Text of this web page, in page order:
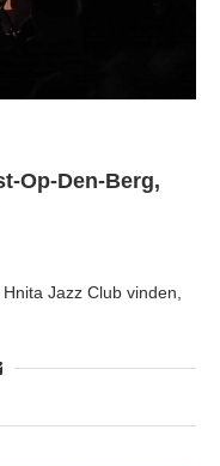
Op-Den-Berg,
Jazz Club vinden,